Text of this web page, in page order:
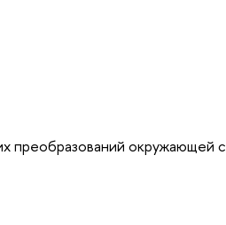
преобразований окружающей